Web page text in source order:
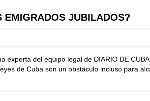
EMIGRADOS JUBILADOS?
experta del equipo legal de DIARIO DE
de Cuba son un obstáculo incluso para